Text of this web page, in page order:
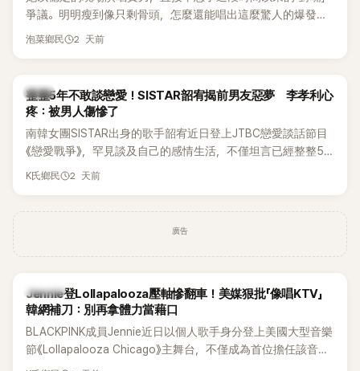
爭議。明明瘦到像只剩骨頭，怎麼還能唱出這麼驚人的爆發力
和音量？
泡菜鄉民 2 天前
韓星
整整5年不敢談戀愛！SISTAR韶宥揭前男友惡夢 李孝利心
疼：被男人傷慘了
南韓女團SISTAR出身的歌手韶宥近日登上JTBC戀愛談話節目
《戀愛戰爭》，罕見談及自己的感情生活，不僅坦言已經整整5
年沒有談戀愛，更首度透露空窗至今的原因，全與上一段戀情
K氏鄉民 2 天前
廣告
K-POP
Jennie登Lollapalooza壓軸慘翻車！美媒狠批「像唱KTV」
韓網補刀：別再拿體力當藉口
BLACKPINK成員Jennie近日以個人歌手身分登上美國大型音樂
節《Lollapalooza Chicago》主舞台，不僅成為首位擔任該音樂
節Headliner（壓軸主秀）的K-POP女SOLO歌手，寫下全新紀